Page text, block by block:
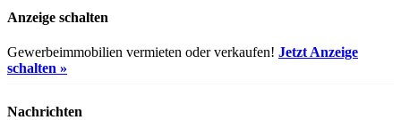
Anzeige schalten
Gewerbeimmobilien vermieten oder verkaufen! Jetzt Anzeige
schalten »
Nachrichten